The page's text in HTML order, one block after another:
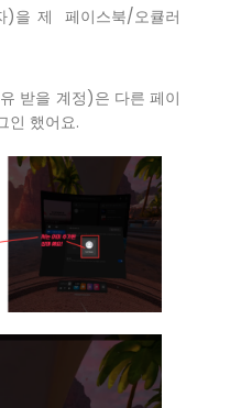
)을 제 페이스북/오큘러
받을 계정)은 다른 페이
인 했어요.